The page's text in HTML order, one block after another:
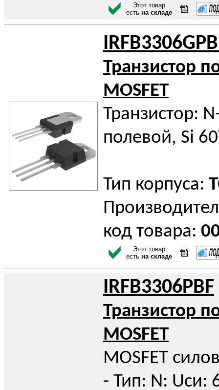
Этот товар
есть на складе
Транзистор
MOSFET
Транзистор:
полевой, Si
Тип корпуса:
код товара:
Этот товар
есть на складе
IRFB3306PBF
Транзистор
MOSFET
MOSFET
- Тип: N: Uси: